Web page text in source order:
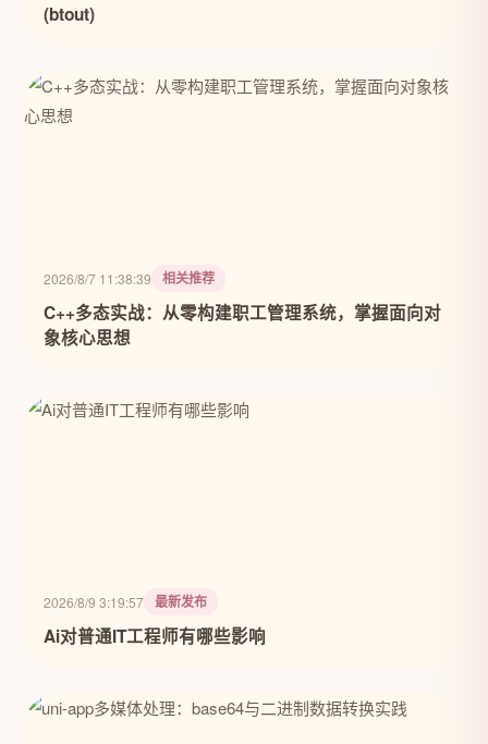
(btout)
2026/8/7 11:38:39 相关推荐
C++多态实战：从零构建职工管理系统，掌握面向对
象核心思想
2026/8/9 3:19:57 最新发布
Ai对普通IT工程师有哪些影响